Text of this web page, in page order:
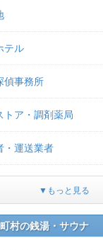
テル
偵事務所
トア・調剤薬局
・運送業者
▼もっと見る
村の銭湯・サウナ